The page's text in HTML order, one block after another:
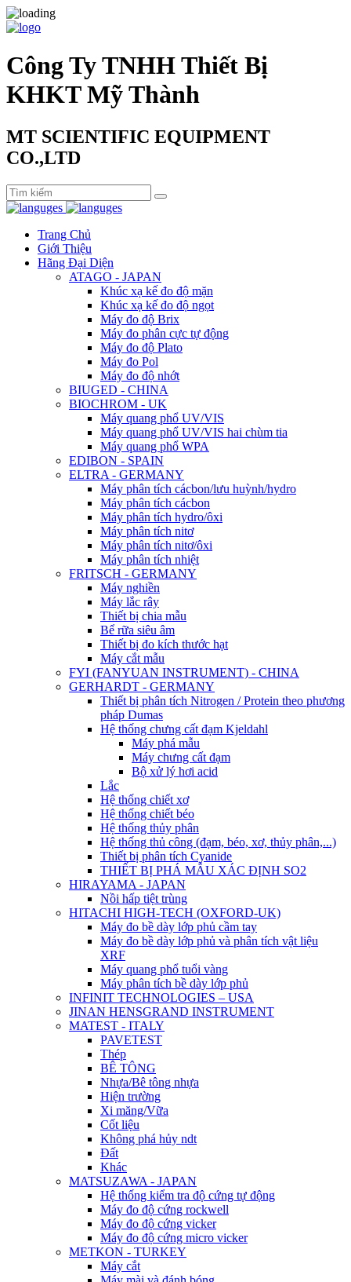
Công Ty TNHH Thiết Bị
KHKT Mỹ Thành
MT SCIENTIFIC EQUIPMENT
CO.,LTD
Trang Chủ
Giới Thiệu
Hãng Đại Diện
ATAGO - JAPAN
Khúc xạ kế đo độ mặn
Khúc xạ kế đo độ ngọt
Máy đo độ Brix
Máy đo phân cực tự động
Máy đo độ Plato
Máy đo Pol
Máy đo độ nhớt
BIUGED - CHINA
BIOCHROM - UK
Máy quang phổ UV/VIS
Máy quang phổ UV/VIS hai chùm tia
Máy quang phổ WPA
EDIBON - SPAIN
ELTRA - GERMANY
Máy phân tích cácbon/lưu huỳnh/hydro
Máy phân tích cácbon
Máy phân tích hydro/ôxi
Máy phân tích nitơ
Máy phân tích nitơ/ôxi
Máy phân tích nhiệt
FRITSCH - GERMANY
Máy nghiền
Máy lắc rây
Thiết bị chia mẫu
Bể rữa siêu âm
Thiết bị đo kích thước hạt
Máy cắt mẫu
FYI (FANYUAN INSTRUMENT) - CHINA
GERHARDT - GERMANY
Thiết bị phân tích Nitrogen / Protein theo phương
pháp Dumas
Hệ thống chưng cất đạm Kjeldahl
Máy phá mẫu
Máy chưng cất đạm
Bộ xử lý hơi acid
Lắc
Hệ thống chiết xơ
Hệ thống chiết béo
Hệ thống thủy phân
Hệ thống thủ công (đạm, béo, xơ, thủy phân,...)
Thiết bị phân tích Cyanide
THIẾT BỊ PHÁ MẪU XÁC ĐỊNH SO2
HIRAYAMA - JAPAN
Nồi hấp tiệt trùng
HITACHI HIGH-TECH (OXFORD-UK)
Máy đo bề dày lớp phủ cầm tay
Máy đo bề dày lớp phủ và phân tích vật liệu
XRF
Máy quang phổ tuổi vàng
Máy phân tích bề dày lớp phủ
INFINIT TECHNOLOGIES – USA
JINAN HENSGRAND INSTRUMENT
MATEST - ITALY
PAVETEST
Thép
BÊ TÔNG
Nhựa/Bê tông nhựa
Hiện trường
Xi măng/Vữa
Cốt liệu
Không phá hủy ndt
Đất
Khác
MATSUZAWA - JAPAN
Hệ thống kiểm tra độ cứng tự động
Máy đo độ cứng rockwell
Máy đo độ cứng vicker
Máy đo độ cứng micro vicker
METKON - TURKEY
Máy cắt